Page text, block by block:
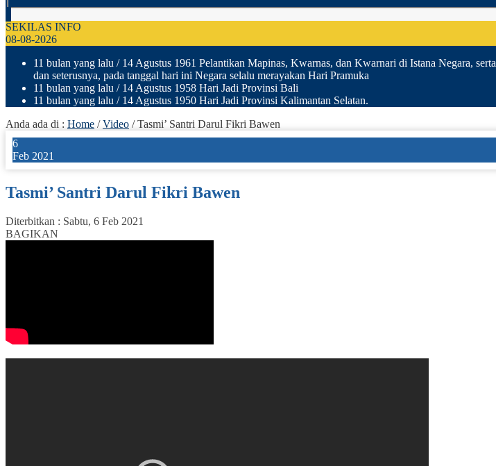
SEKILAS INFO
08-08-2026
11 bulan yang lalu / 14 Agustus 1961 Pelantikan Mapinas, Kwarnas, dan Kwarnari di Istana Negara,
dan seterusnya, pada tanggal hari ini Negara selalu merayakan Hari Pramuka
11 bulan yang lalu / 14 Agustus 1958 Hari Jadi Provinsi Bali
11 bulan yang lalu / 14 Agustus 1950 Hari Jadi Provinsi Kalimantan Selatan.
Anda ada di : Home /Video /Tasmi’ Santri Darul Fikri Bawen
6
Feb 2021
Tasmi’ Santri Darul Fikri Bawen
Diterbitkan : Sabtu, 6 Feb 2021
BAGIKAN